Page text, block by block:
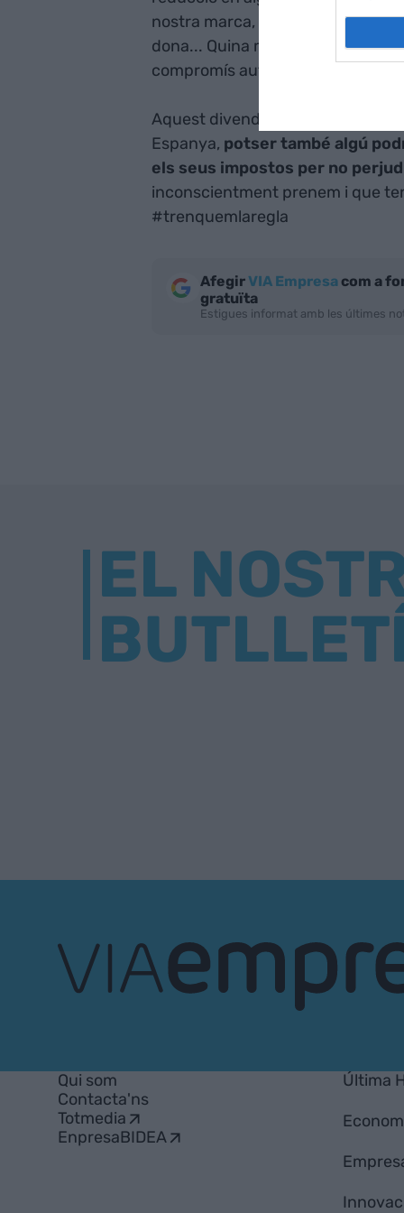
nostra marca, la marca de la
dona... Quina marca abraça
compromís autèntic
Aquest divendres, que és l'últim
Espanya, potser també algú
els seus impostos per no
inconscientment prenem i que
#trenquemlaregla
AfegirVIA Empresacom a
gratuïta
Estigues informat amb les últimes
EL
Qui som
Contacta'ns
Totmedia
EnpresaBIDEA
Última